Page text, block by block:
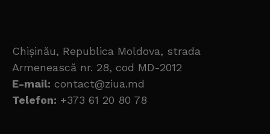
Chișinău, Republica Moldova, strada
Armenească nr. 28, cod MD-2012
E-mail: contact@ziua.md
Telefon: +373 61 20 80 78